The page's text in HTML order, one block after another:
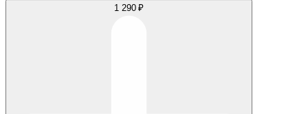
1 290 ₽